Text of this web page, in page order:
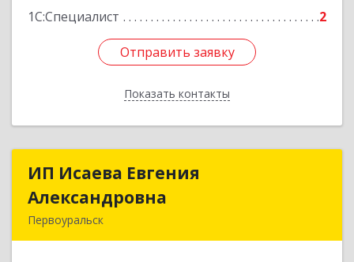
1С:Специалист
2
Отправить заявку
Показать контакты
Отправить заявку
Назад
ИП Исаева Евгения
Александровна
Первоуральск
ИП Исаева Евгения